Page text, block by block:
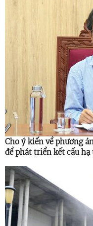
Cho ý kiến về phương
để phát triển kết cấu